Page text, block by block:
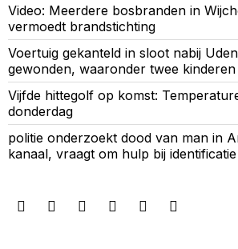
Video: Meerdere bosbranden in
vermoedt brandstichting
Voertuig gekanteld in sloot nabij
gewonden, waaronder twee kinderen
Vijfde hittegolf op komst:
donderdag
politie onderzoekt dood van man in
kanaal, vraagt om hulp bij identificatie